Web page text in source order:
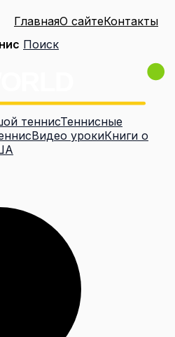
ГлавнаяО сайтеКонтакты
Поиск
теннисТеннисные
Видео урокиКниги о